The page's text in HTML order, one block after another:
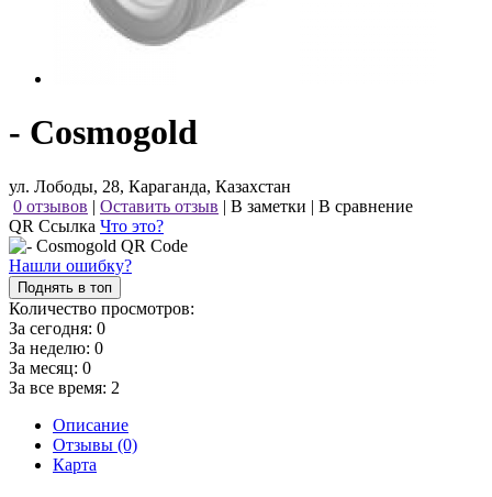
- Cosmogold
ул. Лободы, 28, Караганда, Казахстан
0 отзывов | Оставить отзыв | В заметки | В сравнение
QR Ссылка Что это?
Нашли ошибку?
Поднять в топ
Количество просмотров:
За сегодня: 0
За неделю: 0
За месяц: 0
За все время: 2
Описание
Отзывы (0)
Карта